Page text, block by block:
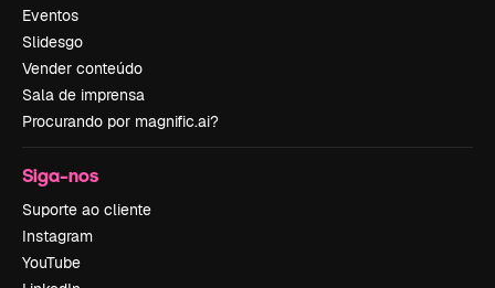
Eventos
Slidesgo
Vender conteúdo
Sala de imprensa
Procurando por magnific.ai?
Siga-nos
Suporte ao cliente
Instagram
YouTube